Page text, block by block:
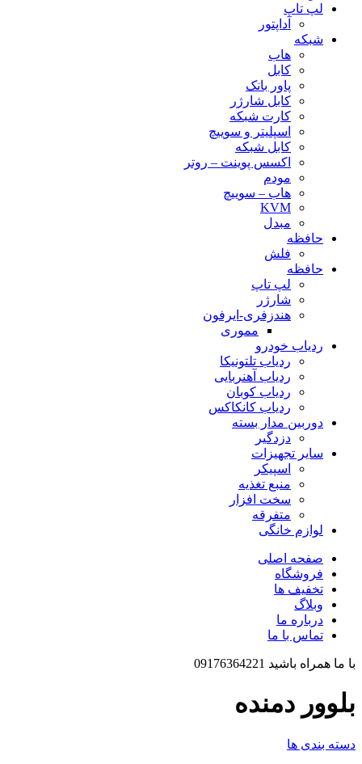
لپ تاپ
آداپتور
شبکه
هاب
کابل
پاور بانک
کابل شارژر
کارت شبکه
اسپلیتر و سوییچ
کابل شبکه
اکسس پوینت – روتر
مودم
هاب – سوییچ
KVM
مبدل
حافظه
فلش
حافظه
لپ تاپ
شارژر
هندزفری-ایرفون
مموری
ردیاب خودرو
ردیاب تلتونیکا
ردیاب آهنربایی
ردیاب کوبان
ردیاب کانکاکس
دوربین مدار بسته
دزدگیر
سایر تجهیزات
اسپیکر
منبع تغذیه
سخت افزار
متفرقه
لوازم خانگی
صفحه اصلی
فروشگاه
تخفیف ها
وبلاگ
درباره ما
تماس با ما
با ما همراه باشید 09176364221
بلوور دمنده
دسته بندی ها